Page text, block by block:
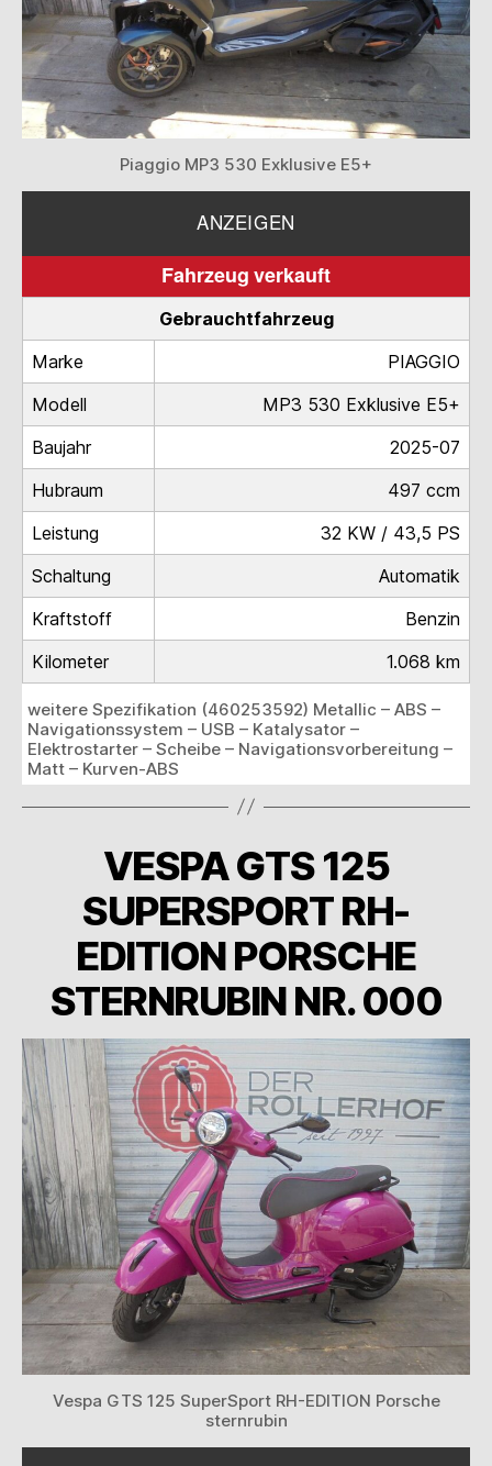
Piaggio MP3 530 Exklusive E5+
ANZEIGEN
Fahrzeug verkauft
Gebrauchtfahrzeug
Marke
PIAGGIO
Modell
MP3 530 Exklusive E5+
Baujahr
2025-07
Hubraum
497 ccm
Leistung
32 KW / 43,5 PS
Schaltung
Automatik
Kraftstoff
Benzin
Kilometer
1.068 km
weitere Spezifikation (460253592) Metallic – ABS –
Navigationssystem – USB – Katalysator –
Elektrostarter – Scheibe – Navigationsvorbereitung –
Matt – Kurven-ABS
VESPA GTS 125
SUPERSPORT RH-
EDITION PORSCHE
STERNRUBIN NR. 000
Vespa GTS 125 SuperSport RH-EDITION Porsche
sternrubin